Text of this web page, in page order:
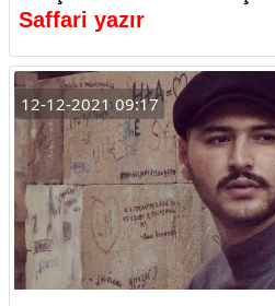
Saffari yazır
12-12-2021 09:17